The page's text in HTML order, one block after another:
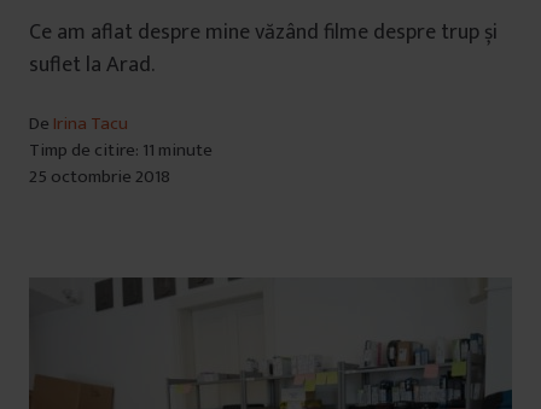
Ce am aflat despre mine văzând filme despre trup și
suflet la Arad.
De Irina Tacu
Timp de citire: 11 minute
25 octombrie 2018